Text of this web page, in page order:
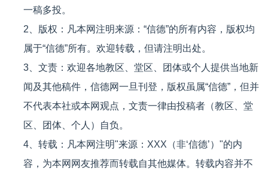
一稿多投。
2、版权：凡本网注明来源：“信德”的所有内容，版权均
属于“信德”所有。欢迎转载，但请注明出处。
3、文责：欢迎各地教区、堂区、团体或个人提供当地新
闻及其他稿件，信德网一旦刊登，版权虽属“信德”，但并
不代表本社或本网观点，文责一律由投稿者（教区、堂
区、团体、个人）自负。
4、转载：凡本网注明"来源：XXX（非‘信德’）"的内
容，为本网网友推荐而转载自其他媒体。转载内容并不